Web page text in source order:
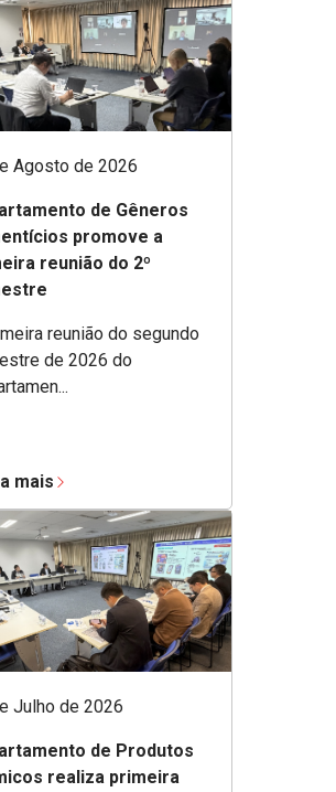
Agosto de 2026
de Gêneros
promove a
reunião do 2º
reunião do segundo
de 2026 do
mais
Julho de 2026
de Produtos
realiza primeira